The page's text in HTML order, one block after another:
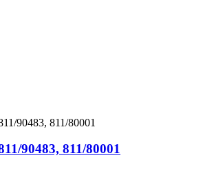
90483, 811/80001